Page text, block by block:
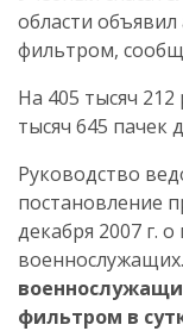
области объявил
фильтром,
На 405 тысяч 212
тысяч 645 пачек
Руководство
постановление
декабря 2007 г.
фильтром в